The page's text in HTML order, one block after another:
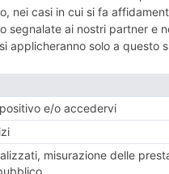
UN COMMENTO